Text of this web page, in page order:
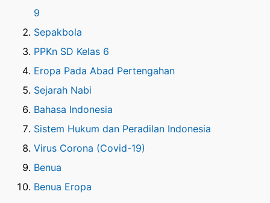
9
Sepakbola
PPKn SD Kelas 6
Eropa Pada Abad Pertengahan
Sejarah Nabi
Bahasa Indonesia
Sistem Hukum dan Peradilan Indonesia
Virus Corona (Covid-19)
Benua
Benua Eropa